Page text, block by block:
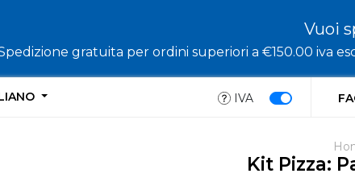
Vuoi
gratuita per ordini superiori a €150.00 iva
IVA
Kit Pizza: